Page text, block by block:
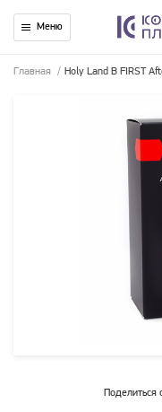
Меню
Главная / Holy Land B FIRST
Поделиться